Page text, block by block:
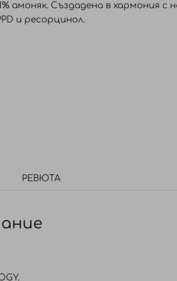
амоняк. Създадена в хармония
и ресорцинол.
РЕВЮТА